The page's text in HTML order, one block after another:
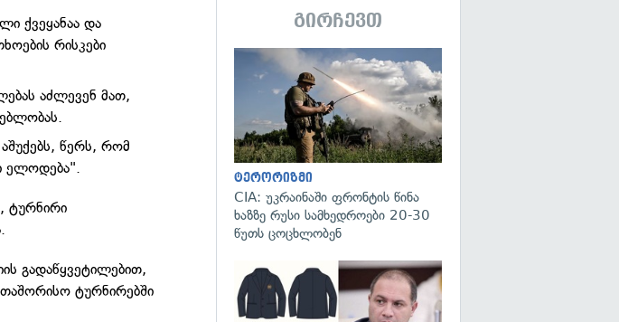
ქვეყანაა და
რისკები
აძლევენ მათ,
წერს, რომ
ელოდება".
ტურნირი
გადაწყვეტილებით,
ტურნირებში
გირჩევთ
ტერორიზმი
CIA: უკრაინაში ფრონტის წინა
ხაზზე რუსი სამხედროები 20-30
წუთს ცოცხლობენ